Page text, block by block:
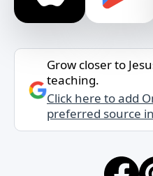
Grow closer to
teaching.
Click here to add
preferred source